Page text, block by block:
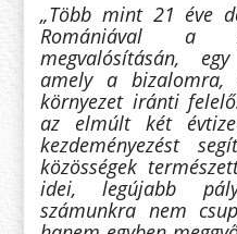
„Több mint 21 éve
Romániával a
megvalósításán,
amely a bizalomra,
környezet iránti
az elmúlt két
kezdeményezést
közösségek
idei, legújabb
számunkra nem